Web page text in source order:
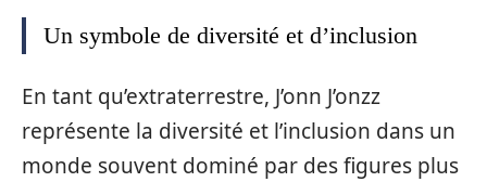
Un symbole de diversité et d’inclusion
En tant qu’extraterrestre, J’onn J’onzz
représente la diversité et l’inclusion dans un
monde souvent dominé par des figures plus